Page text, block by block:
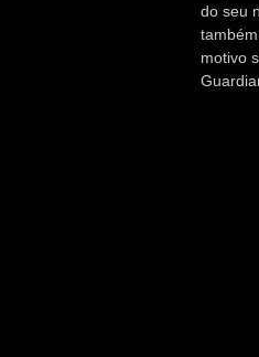
do seu
motivo